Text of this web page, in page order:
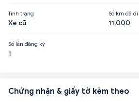
Tình trạng
Xe cũ
Số km đã đi
11,000
Số lần đăng ký
1
Chứng nhận & giấy tờ kèm theo